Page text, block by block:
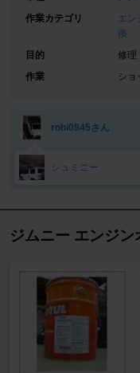
作業カテゴリ
エン
換
目的
修理
作業
ショ
rohi0845さん
シュミニー
ジムニー エンジ